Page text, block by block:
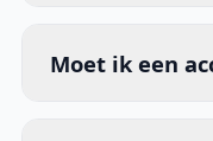
Moet ik een